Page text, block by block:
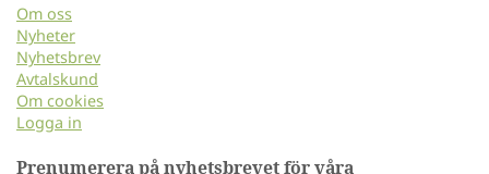
Om oss
Nyheter
Nyhetsbrev
Avtalskund
Om cookies
Logga in
Prenumerera på nyhetsbrevet för våra